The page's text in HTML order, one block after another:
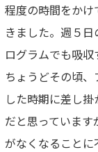
程度の時間をか
きました。週５
ログラムでも吸収
ちょうどその頃
した時期に差し
だと思っていま
がなくなること